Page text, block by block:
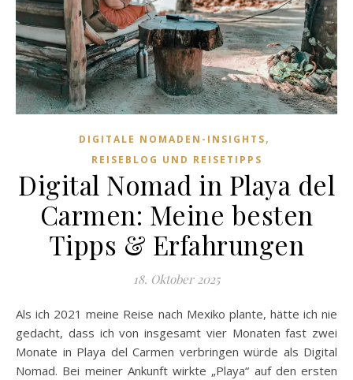
DIGITALE NOMADEN-INSIGHTS,
REISEBLOG UND REISETIPPS
Digital Nomad in Playa del
Carmen: Meine besten
Tipps & Erfahrungen
18. Oktober 2025
Als ich 2021 meine Reise nach Mexiko plante, hätte ich nie
gedacht, dass ich von insgesamt vier Monaten fast zwei
Monate in Playa del Carmen verbringen würde als Digital
Nomad. Bei meiner Ankunft wirkte „Playa“ auf den ersten